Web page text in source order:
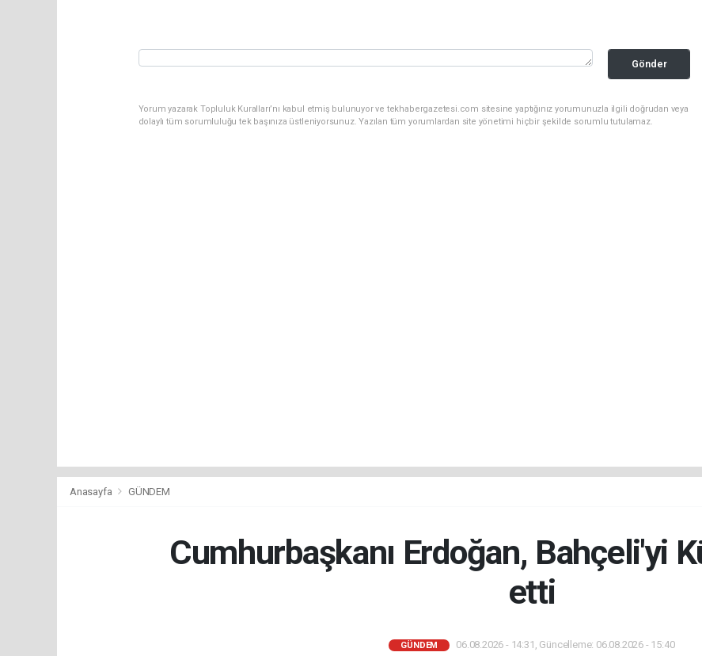
Gönder
Yorum yazarak Topluluk Kuralları’nı kabul etmiş bulunuyor ve tekhabergazetesi.com sitesine yaptığınız yorumunuzla ilgili doğrudan veya
dolaylı tüm sorumluluğu tek başınıza üstleniyorsunuz. Yazılan tüm yorumlardan site yönetimi hiçbir şekilde sorumlu tutulamaz.
Anasayfa GÜNDEM
Cumhurbaşkanı Erdoğan, Bahçeli'yi
etti
GÜNDEM 06.08.2026 - 14:31, Güncelleme: 06.08.2026 - 15:40